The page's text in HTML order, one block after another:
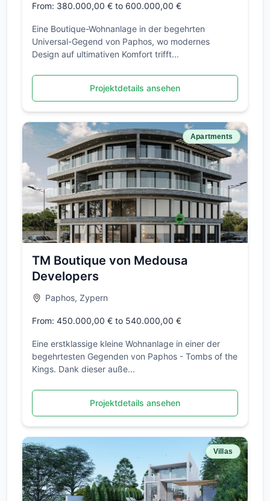
From: 380.000,00 € to 600.000,00 €
Eine Boutique-Wohnanlage in der begehrten
Universal-Gegend von Paphos, wo modernes
Design auf ultimativen Komfort trifft...
Projektdetails ansehen
Apartments
TM Boutique von Medousa
Developers
Paphos, Zypern
From: 450.000,00 € to 540.000,00 €
Eine erstklassige kleine Wohnanlage in einer der
begehrtesten Gegenden von Paphos - Tombs of the
Kings. Dank dieser auße...
Projektdetails ansehen
Villas